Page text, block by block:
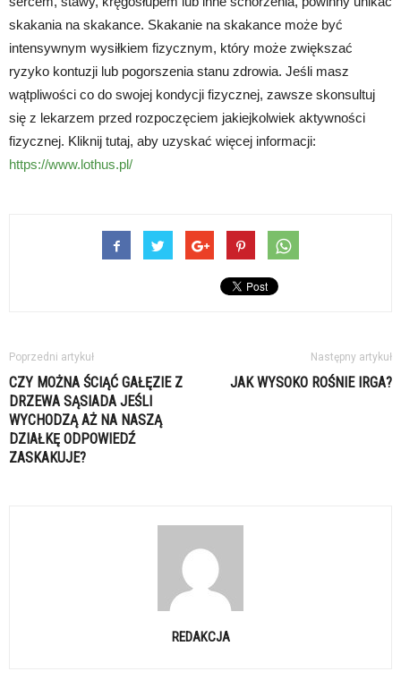
skakania na skakance. Skakanie na skakance może być
intensywnym wysiłkiem fizycznym, który może zwiększać
ryzyko kontuzji lub pogorszenia stanu zdrowia. Jeśli masz
wątpliwości co do swojej kondycji fizycznej, zawsze skonsultuj
się z lekarzem przed rozpoczęciem jakiejkolwiek aktywności
fizycznej. Kliknij tutaj, aby uzyskać więcej informacji:
https://www.lothus.pl/
Poprzedni artykuł
CZY MOŻNA ŚCIĄĆ GAŁĘZIE Z
DRZEWA SĄSIADA JEŚLI
WYCHODZĄ AŻ NA NASZĄ
DZIAŁKĘ ODPOWIEDŹ
ZASKAKUJE?
Następny artykuł
JAK WYSOKO ROŚNIE IRGA?
REDAKCJA